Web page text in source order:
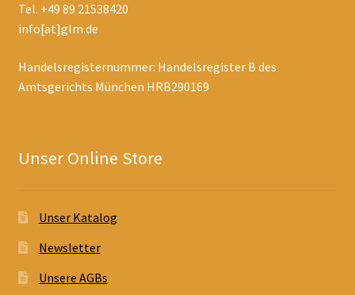
Tel. +49 89 21538420
info[at]glm.de
Handelsregisternummer: Handelsregister B des
Amtsgerichts München HRB290169
Unser Online Store
Unser Katalog
Newsletter
Unsere AGBs